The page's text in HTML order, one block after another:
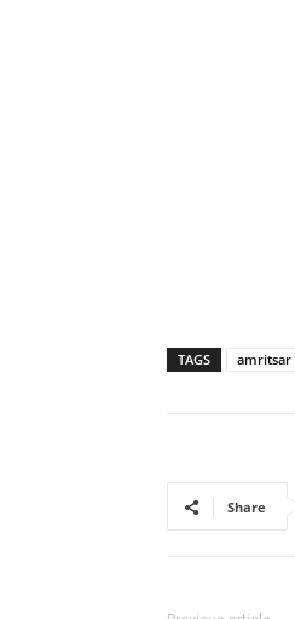
TAGS amritsar
Share